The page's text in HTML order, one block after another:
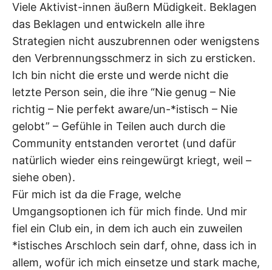
Viele Aktivist-innen äußern Müdigkeit. Beklagen
das Beklagen und entwickeln alle ihre
Strategien nicht auszubrennen oder wenigstens
den Verbrennungsschmerz in sich zu ersticken.
Ich bin nicht die erste und werde nicht die
letzte Person sein, die ihre “Nie genug – Nie
richtig – Nie perfekt aware/un-*istisch – Nie
gelobt” – Gefühle in Teilen auch durch die
Community entstanden verortet (und dafür
natürlich wieder eins reingewürgt kriegt, weil –
siehe oben).
Für mich ist da die Frage, welche
Umgangsoptionen ich für mich finde. Und mir
fiel ein Club ein, in dem ich auch ein zuweilen
*istisches Arschloch sein darf, ohne, dass ich in
allem, wofür ich mich einsetze und stark mache,